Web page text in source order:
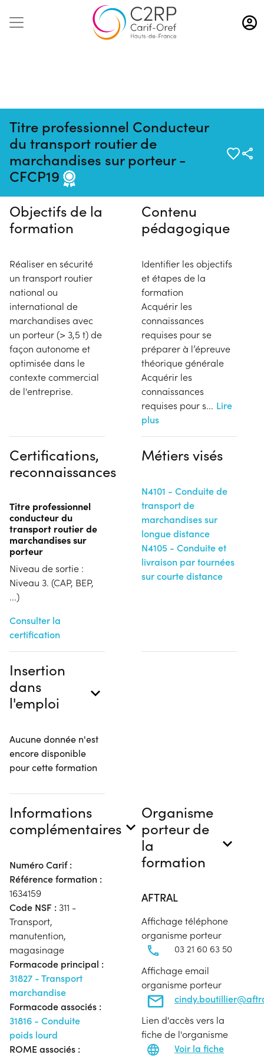
Aller
au
contenu
Titre professionnel Conducteur
du transport routier de
marchandises sur porteur -
CFCP19
Pas de session programmée en
ce moment
Objectifs de la
formation
Réaliser en sécurité
un transport routier
national ou
international de
marchandises avec
un porteur (> 3,5 t) de
façon autonome et
optimisée dans le
contexte commercial
de l'entreprise.
Contenu
pédagogique
Identifier les objectifs
et étapes de la
formation
Acquérir les
connaissances
requises pour se
préparer à l’épreuve
théorique générale
Acquérir les
connaissances
requises pour s... Lire
plus
Certifications,
reconnaissances
Titre professionnel
conducteur du
transport routier de
marchandises sur
porteur
Niveau de sortie :
Niveau 3. (CAP, BEP,
...)
Consulter la
certification
Métiers visés
N4101 - Conduite de
transport de
marchandises sur
longue distance
N4105 - Conduite et
livraison par tournées
sur courte distance
Insertion
dans
l'emploi
Aucune donnée n'est
encore disponible
pour cette formation
Informations
complémentaires
Numéro Carif :
Référence formation :
1634159
Code NSF : 311 -
Transport,
manutention,
magasinage
Formacode principal :
31827 - Transport
marchandise
Formacode associés :
31816 - Conduite
poids lourd
ROME associés :
Organisme
porteur de
la
formation
AFTRAL
Affichage téléphone
organisme porteur
03 21 60 63 50
Affichage email
organisme porteur
Lien d'accès vers la
fiche de l'organisme
Voir la fiche